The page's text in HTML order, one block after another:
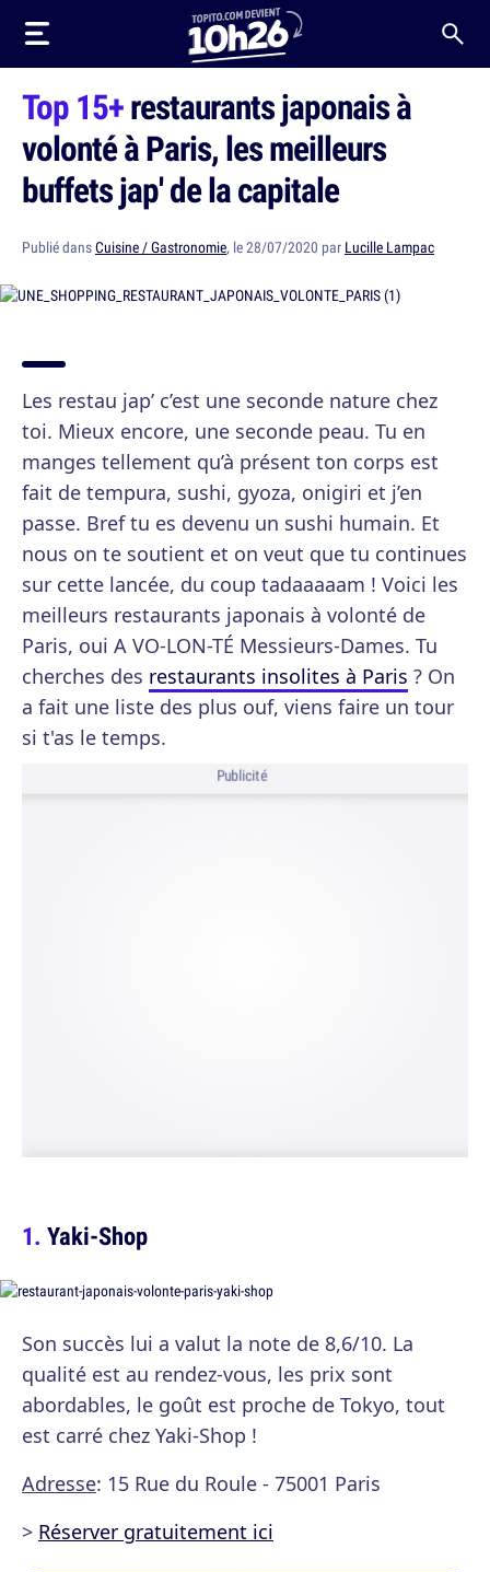
Top 15+restaurants japonais à
volonté à Paris, les meilleurs
buffets jap' de la capitale
Publié dansCuisine / Gastronomie, le 28/07/2020 par Lucille Lampac
Les restau jap’ c’est une seconde nature chez
toi. Mieux encore, une seconde peau. Tu en
manges tellement qu’à présent ton corps est
fait de tempura, sushi, gyoza, onigiri et j’en
passe. Bref tu es devenu un sushi humain. Et
nous on te soutient et on veut que tu continues
sur cette lancée, du coup tadaaaaam ! Voici les
meilleurs restaurants japonais à volonté de
Paris, oui A VO-LON-TÉ Messieurs-Dames. Tu
cherches des restaurants insolites à Paris ? On
a fait une liste des plus ouf, viens faire un tour
si t'as le temps.
Publicité
Yaki-Shop
Son succès lui a valut la note de 8,6/10. La
qualité est au rendez-vous, les prix sont
abordables, le goût est proche de Tokyo, tout
est carré chez Yaki-Shop !
Adresse: 15 Rue du Roule - 75001 Paris
> Réserver gratuitement ici